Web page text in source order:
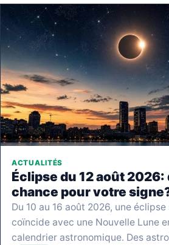
ACTUALITÉS
Éclipse du 12 août 2026:
chance pour votre
Du 10 au 16 août 2026, une
coïncide avec une Nouvelle Lune
calendrier astronomique. Des